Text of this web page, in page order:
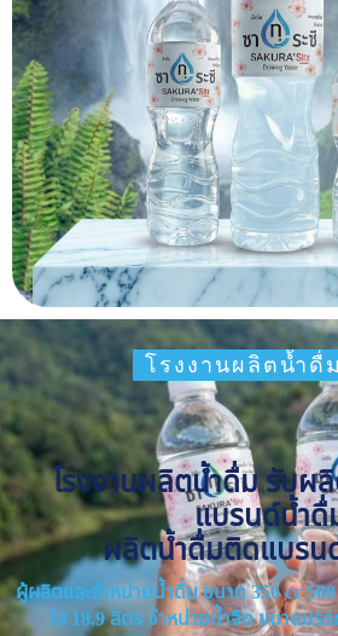
โรงงานผลิตน้ำดื่
โรงงานผลิตน้ำดื่ม รับผ
แบรนด์น้ำดื่
ผลิตน้ำดื่มติดแบร
ผู้ผลิตและจำหน่ายน้ำดื่ม ขนาด 350 cc 500
ใส 18.9 ลิตร จำหน่ายน้ำจืด ขนาดบร